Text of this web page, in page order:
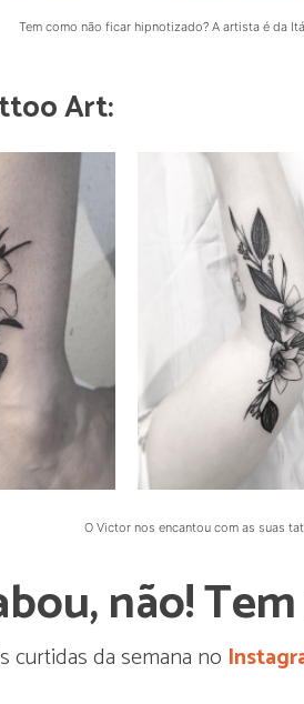
Tem como não ficar hipnotizado? A artista é da
Art:
O Victor nos encantou com as suas
não!
curtidas da semana no